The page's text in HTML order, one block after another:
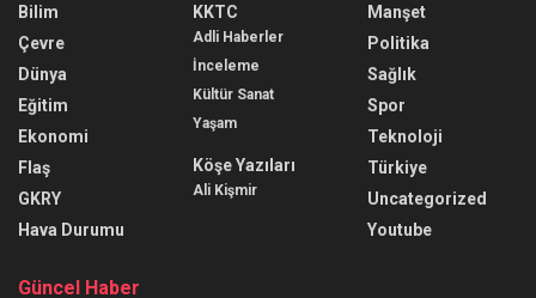
Bilim
Çevre
Dünya
Eğitim
Ekonomi
Flaş
GKRY
Hava Durumu
KKTC
Adli Haberler
İnceleme
Kültür Sanat
Yaşam
Köşe Yazıları
Ali Kişmir
Manşet
Politika
Sağlık
Spor
Teknoloji
Türkiye
Uncategorized
Youtube
Güncel Haber